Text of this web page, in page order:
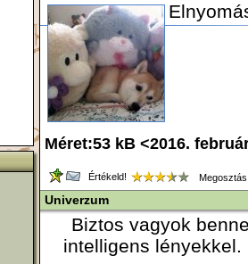
Méret:53 kB <2016.
Értékeld!
Univerzum
Biztos vagyok
intelligens